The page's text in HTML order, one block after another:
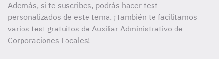
Además, si te suscribes, podrás hacer test
personalizados de este tema. ¡También te facilitamos
varios test gratuitos de Auxiliar Administrativo de
Corporaciones Locales!